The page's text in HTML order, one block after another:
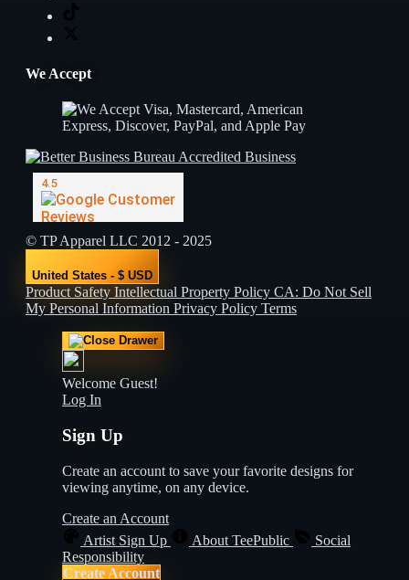
We Accept
© TP Apparel LLC 2012 - 2025
United States - $ USD
Product Safety Intellectual Property Policy CA: Do Not Sell
My Personal Information Privacy Policy Terms
Welcome Guest!
Log In
Sign Up
Create an account to save your favorite designs for
viewing anytime, on any device.
Create an Account
Artist Sign Up
About TeePublic
Social
Responsibility
Create Account